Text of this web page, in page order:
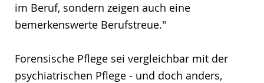
im Beruf, sondern zeigen auch eine
bemerkenswerte Berufstreue."
Forensische Pflege sei vergleichbar mit der
psychiatrischen Pflege - und doch anders,